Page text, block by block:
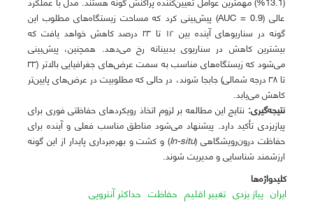
عالی (0.9 = AUC) پیش‌بینی کرد که مساحت زیستگاه‌های مطلوب این
گونه در سناریوهای آینده بین ۱۴ تا ۲۳ درصد کاهش خواهد یافت که
بیشترین کاهش در سناریوی بدبینانه رخ می‌دهد. همچنین، پیش‌بینی
می‌شود که زیستگاه‌های مناسب به سمت عرض‌های جغرافیایی بالاتر (۳۳
تا ۳۸ درجه شمالی) جابجا شوند، در حالی که مطلوبیت در عرض‌های پایین‌تر
کاهش می‌یابد.
نتیجه‌گیری: نتایج این مطالعه بر لزوم اتخاذ رویکردهای حفاظتی فوری برای
پیازیزدی تأکید دارد. پیشنهاد می‌شود مناطق مناسب فعلی و آینده برای
حفاظت درون‌رویشگاهی (In-situ) و کشت و بهره‌برداری پایدار از این گونه
ارزشمند شناسایی و مدیریت شوند.
کلیدواژه‌ها
ایران پیاز یزدی تغییر اقلیم حفاظت حداکثر آنتروپی